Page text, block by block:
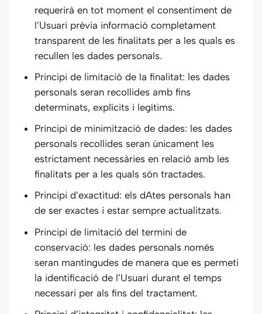
requerirà en tot moment el consentiment de
l’Usuari prèvia informació completament
transparent de les finalitats per a les quals es
recullen les dades personals.
Principi de limitació de la finalitat: les dades
personals seran recollides amb fins
determinats, explícits i legítims.
Principi de minimització de dades: les dades
personals recollides seran únicament les
estrictament necessàries en relació amb les
finalitats per a les quals són tractades.
Principi d’exactitud: els dAtes personals han
de ser exactes i estar sempre actualitzats.
Principi de limitació del termini de
conservació: les dades personals només
seran mantingudes de manera que es permeti
la identificació de l’Usuari durant el temps
necessari per als fins del tractament.